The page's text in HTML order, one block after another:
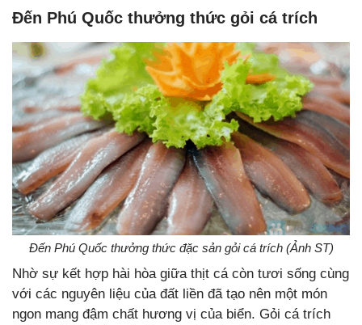
Đến Phú Quốc thưởng thức gỏi cá trích
Đến Phú Quốc thưởng thức đặc sản gỏi cá trích (Ảnh ST)
Nhờ sự kết hợp hài hòa giữa thịt cá còn tươi sống cùng
với các nguyên liệu của đất liền đã tạo nên một món
ngon mang đậm chất hương vị của biển. Gỏi cá trích